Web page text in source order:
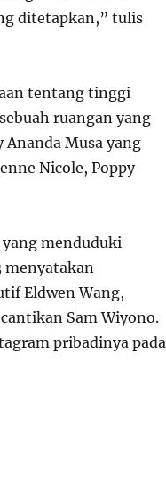
ditetapkan,” tulis
tentang tinggi
ruangan yang
Ananda Musa yang
Nicole, Poppy
menduduki
menyatakan
Eldwen Wang,
Sam Wiyono.
pribadinya pada